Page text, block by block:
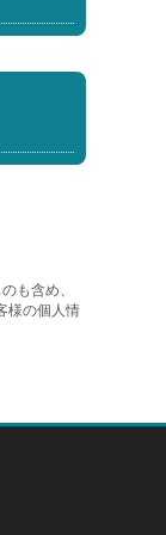
も含め、
様の個人情